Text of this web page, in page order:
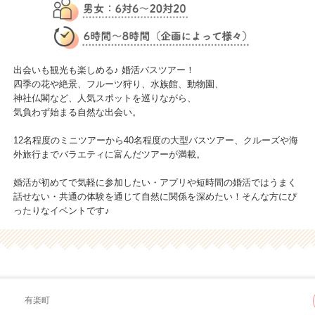
出会いも観光も楽しめる♪ 婚活バスツアー！
四季の花や絶景、フルーツ狩り、水族館、動物園、
神社仏閣など、人気スポットを巡りながら、
気負わず始まる自然な出会い。
12名程度のミニツアーから40名程度の大型バスツアー、クルーズや海
外旅行までバラエティに富んだツアーが満載。
婚活が初めてで気軽に参加したい・アプリや短時間の婚活ではうまく
話せない・共通の体験を通じて自然に関係を深めたい！そんな方にぴ
ったりなイベントです♪
有楽町